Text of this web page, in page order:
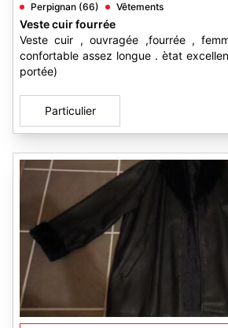
Perpignan (66) Vêtements
Veste cuir fourrée
Veste cuir , ouvragée ,fourrée ,
confortable assez longue . ètat
portée)
Particulier